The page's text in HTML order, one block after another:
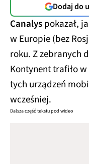
Dodaj do
Canalyspokazał,
w Europie (bez
roku. Z zebranych
Kontynent trafiło
tych urządzeń
wcześniej.
Dalsza część tekstu pod wideo